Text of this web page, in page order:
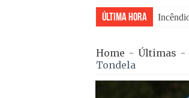
Última Hora Seia
Home - Últimas -
Tondela